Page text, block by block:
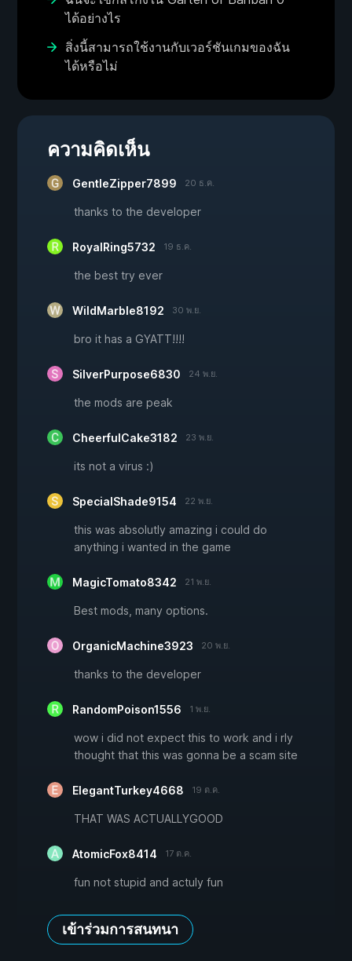
ได้อย่างไร
สิ่งนี้สามารถใช้งานกับเวอร์ชันเกมของฉัน
ได้หรือไม่
ความคิดเห็น
GentleZipper7899 20 ธ.ค.
thanks to the developer
RoyalRing5732 19 ธ.ค.
the best try ever
WildMarble8192 30 พ.ย.
bro it has a GYATT!!!!
SilverPurpose6830 24 พ.ย.
the mods are peak
CheerfulCake3182 23 พ.ย.
its not a virus :)
SpecialShade9154 22 พ.ย.
this was absolutly amazing i could do
anything i wanted in the game
MagicTomato8342 21 พ.ย.
Best mods, many options.
OrganicMachine3923 20 พ.ย.
thanks to the developer
RandomPoison1556 1 พ.ย.
wow i did not expect this to work and i rly
thought that this was gonna be a scam site
ElegantTurkey4668 19 ต.ค.
THAT WAS ACTUALLYGOOD
AtomicFox8414 17 ต.ค.
fun not stupid and actuly fun
เข้าร่วมการสนทนา